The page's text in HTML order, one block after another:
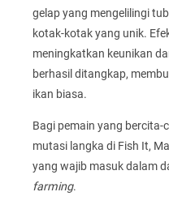
gelap yang mengelilingi
kotak-kotak yang unik.
meningkatkan keunikan
berhasil ditangkap,
ikan biasa.
Bagi pemain yang bercita-
mutasi langka di Fish It,
yang wajib masuk dalam
farming.